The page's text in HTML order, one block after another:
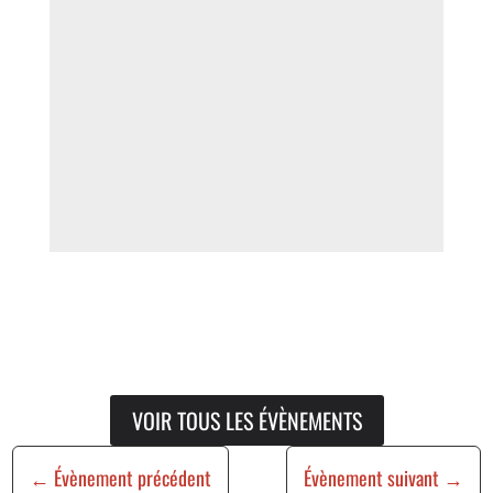
VOIR TOUS LES ÉVÈNEMENTS
← Évènement précédent Évènement suivant →